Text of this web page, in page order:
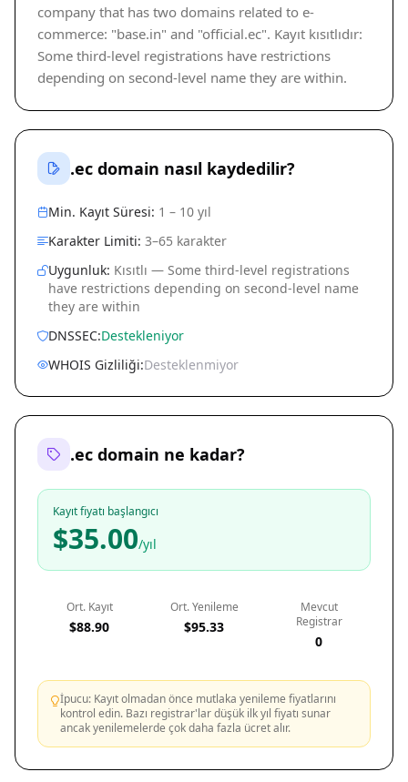
company that has two domains related to e-
commerce: "base.in" and "official.ec". Kayıt kısıtlıdır:
Some third-level registrations have restrictions
depending on second-level name they are within.
.ec domain nasıl kaydedilir?
Min. Kayıt Süresi: 1 – 10 yıl
Karakter Limiti: 3–65 karakter
Uygunluk: Kısıtlı — Some third-level registrations
have restrictions depending on second-level name
they are within
DNSSEC:Destekleniyor
WHOIS Gizliliği:Desteklenmiyor
.ec domain ne kadar?
Kayıt fiyatı başlangıcı
$35.00/yıl
Ort. Kayıt
$88.90
Ort. Yenileme
$95.33
Mevcut
Registrar
0
İpucu: Kayıt olmadan önce mutlaka yenileme fiyatlarını
kontrol edin. Bazı registrar'lar düşük ilk yıl fiyatı sunar
ancak yenilemelerde çok daha fazla ücret alır.